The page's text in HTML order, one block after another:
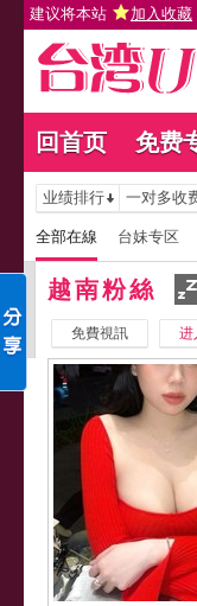
建议将本站 加入收藏
回首页 免费
业绩排行 一对多收
全部在線 台妹专区
越南粉絲
免費視訊 进